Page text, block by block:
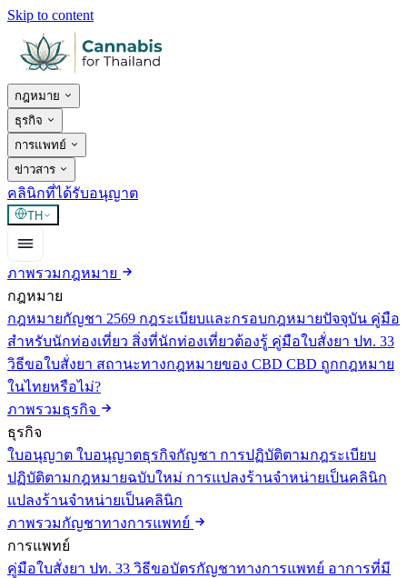
Skip to content
กฎหมาย
ธุรกิจ
การแพทย์
ข่าวสาร
คลินิกที่ได้รับอนุญาต
TH
ภาพรวมกฎหมาย
กฎหมาย
กฎหมายกัญชา 2569 กฎระเบียบและกรอบกฎหมายปัจจุบัน คู่มือ
สำหรับนักท่องเที่ยว สิ่งที่นักท่องเที่ยวต้องรู้ คู่มือใบสั่งยา ปท. 33
วิธีขอใบสั่งยา สถานะทางกฎหมายของ CBD CBD ถูกกฎหมาย
ในไทยหรือไม่?
ภาพรวมธุรกิจ
ธุรกิจ
ใบอนุญาต ใบอนุญาตธุรกิจกัญชา การปฏิบัติตามกฎระเบียบ
ปฏิบัติตามกฎหมายฉบับใหม่ การแปลงร้านจำหน่ายเป็นคลินิก
แปลงร้านจำหน่ายเป็นคลินิก
ภาพรวมกัญชาทางการแพทย์
การแพทย์
คู่มือใบสั่งยา ปท. 33 วิธีขอบัตรกัญชาทางการแพทย์ อาการที่มี